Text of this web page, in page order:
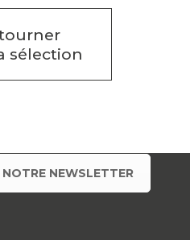
sélection
NEWSLETTER